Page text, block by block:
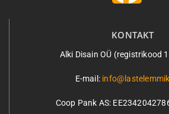
KONTAKT
Alki Disain OÜ (registrikood
E-mail:
Coop Pank AS: